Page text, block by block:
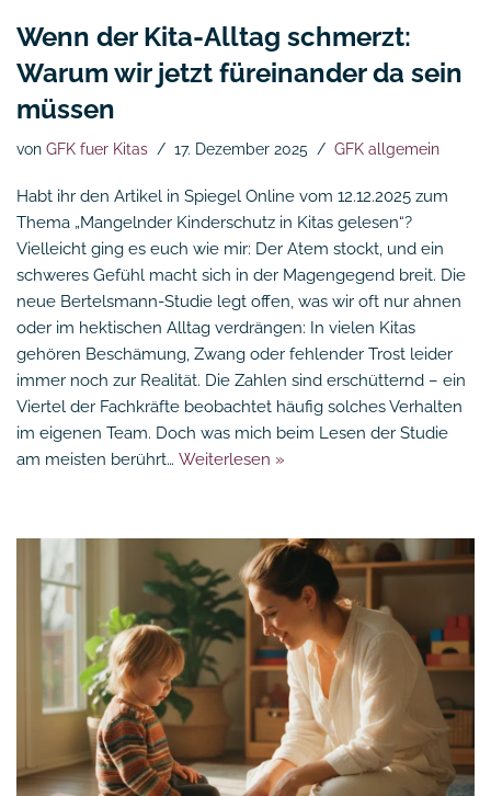
Wenn der Kita-Alltag schmerzt:
Warum wir jetzt füreinander da sein
müssen
von GFK fuer Kitas 17. Dezember 2025 GFK allgemein
Habt ihr den Artikel in Spiegel Online vom 12.12.2025 zum
Thema „Mangelnder Kinderschutz in Kitas gelesen“?
Vielleicht ging es euch wie mir: Der Atem stockt, und ein
schweres Gefühl macht sich in der Magengegend breit. Die
neue Bertelsmann-Studie legt offen, was wir oft nur ahnen
oder im hektischen Alltag verdrängen: In vielen Kitas
gehören Beschämung, Zwang oder fehlender Trost leider
immer noch zur Realität. Die Zahlen sind erschütternd – ein
Viertel der Fachkräfte beobachtet häufig solches Verhalten
im eigenen Team. Doch was mich beim Lesen der Studie
am meisten berührt… Weiterlesen »